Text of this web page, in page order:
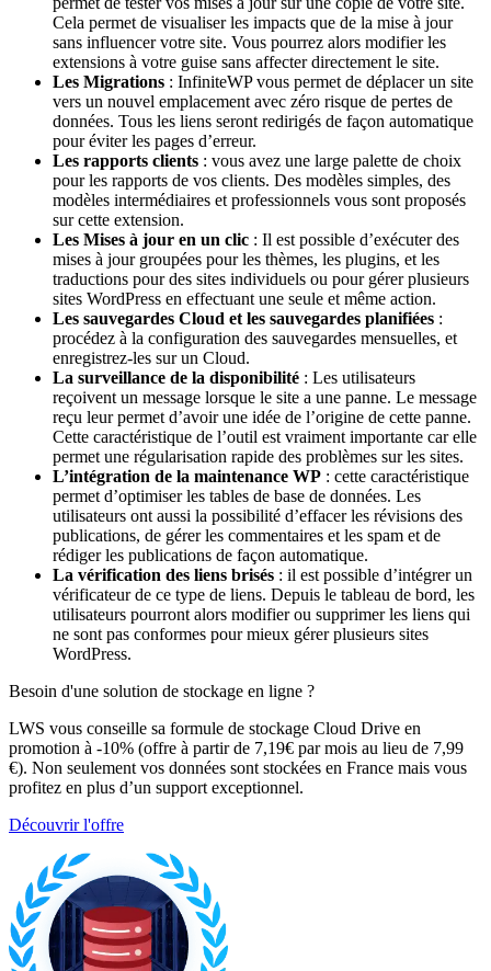
Cela permet de visualiser les impacts que de la mise à jour
sans influencer votre site. Vous pourrez alors modifier les
extensions à votre guise sans affecter directement le site.
Les Migrations : InfiniteWP vous permet de déplacer un site
vers un nouvel emplacement avec zéro risque de pertes de
données. Tous les liens seront redirigés de façon automatique
pour éviter les pages d’erreur.
Les rapports clients : vous avez une large palette de choix
pour les rapports de vos clients. Des modèles simples, des
modèles intermédiaires et professionnels vous sont proposés
sur cette extension.
Les Mises à jour en un clic : Il est possible d’exécuter des
mises à jour groupées pour les thèmes, les plugins, et les
traductions pour des sites individuels ou pour gérer plusieurs
sites WordPress en effectuant une seule et même action.
Les sauvegardes Cloud et les sauvegardes planifiées :
procédez à la configuration des sauvegardes mensuelles, et
enregistrez-les sur un Cloud.
La surveillance de la disponibilité : Les utilisateurs
reçoivent un message lorsque le site a une panne. Le message
reçu leur permet d’avoir une idée de l’origine de cette panne.
Cette caractéristique de l’outil est vraiment importante car elle
permet une régularisation rapide des problèmes sur les sites.
L’intégration de la maintenance WP : cette caractéristique
permet d’optimiser les tables de base de données. Les
utilisateurs ont aussi la possibilité d’effacer les révisions des
publications, de gérer les commentaires et les spam et de
rédiger les publications de façon automatique.
La vérification des liens brisés : il est possible d’intégrer un
vérificateur de ce type de liens. Depuis le tableau de bord, les
utilisateurs pourront alors modifier ou supprimer les liens qui
ne sont pas conformes pour mieux gérer plusieurs sites
WordPress.
Besoin d'une solution de stockage en ligne ?
LWS vous conseille sa formule de stockage Cloud Drive en
promotion à -10% (offre à partir de 7,19€ par mois au lieu de 7,99
€). Non seulement vos données sont stockées en France mais vous
profitez en plus d’un support exceptionnel.
Découvrir l'offre